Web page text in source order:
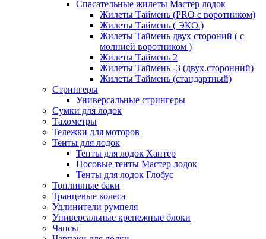
Спасательные жилеты Мастер лодок
Жилеты Таймень (PRO c воротником)
Жилеты Таймень ( ЭКО )
Жилеты Таймень двух стороний ( с
молнией воротником )
Жилеты Таймень 2
Жилеты Таймень -3 (двух.сторонний)
Жилеты Таймень (стандартный)
Стрингеры
Универсальные стрингеры
Сумки для лодок
Тахометры
Тележки для моторов
Тенты для лодок
Тенты для лодок Хантер
Носовые тенты Мастер лодок
Тенты для лодок Глобус
Топливные баки
Транцевые колеса
Удлинители румпеля
Универсальные крепежные блоки
Чапсы